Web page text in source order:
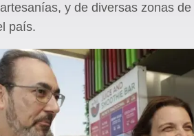
y de diversas zonas
país.